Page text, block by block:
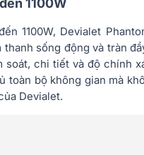
1100W
1100W, Devialet
sống động và tràn
soát, chi tiết và độ chính
toàn bộ không gian mà
Devialet.